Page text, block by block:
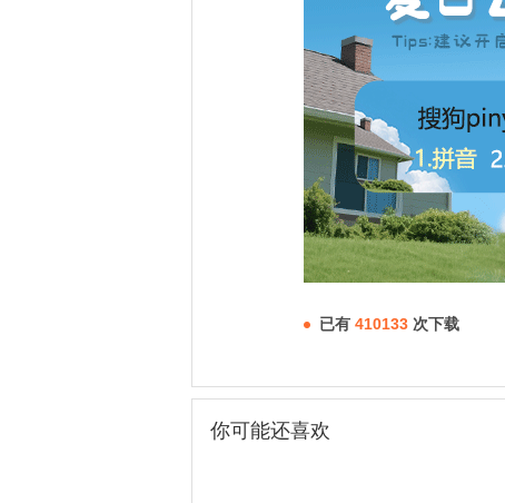
已有 410133 次下载
你可能还喜欢